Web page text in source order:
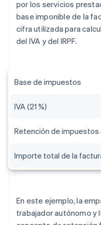
por los servicios
base imponible de la
cifra utilizada para
del IVA y del IRPF.
Base de impuestos
IVA (21 %)
Retención de impuestos
Importe total de la
En este ejemplo, la
trabajador autónomo y